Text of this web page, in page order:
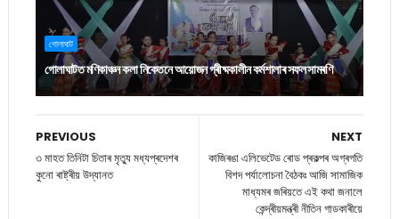
গোলাঘাট
গোলাঘাটত মণিকাঞ্চন কলা নিকেতনে আয়োজন গ্ৰীষ্মকালীন কৰ্মশালাৰ সফল সামৰণি
NEXT
কাজিৰঙা এলিভেটেড ৰোড প্ৰকল্পৰ অগ্ৰগতি
বিশদ পৰ্যালোচনা বৈঠকঃ আজি সামাজিক
মাধ্যমৰ জৰিয়তে এই কথা জনালে
কেন্দ্ৰীয়মন্ত্ৰী নীতিন গাডকাৰীয়ে
PREVIOUS
৩ মাহত তিনিটা চিতাৰ মৃত্যু মধ্যপ্ৰদেশৰ
কুনো ৰাষ্ট্ৰীয় উদ্যানত